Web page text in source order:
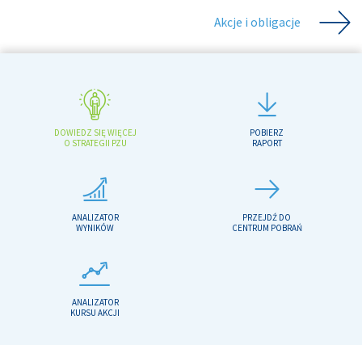
Akcje i obligacje
DOWIEDZ SIĘ WIĘCEJ
O STRATEGII PZU
POBIERZ
RAPORT
ANALIZATOR
WYNIKÓW
PRZEJDŹ DO
CENTRUM POBRAŃ
ANALIZATOR
KURSU AKCJI